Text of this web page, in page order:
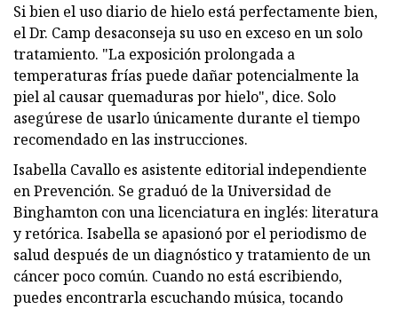
Si bien el uso diario de hielo está perfectamente bien,
el Dr. Camp desaconseja su uso en exceso en un solo
tratamiento. "La exposición prolongada a
temperaturas frías puede dañar potencialmente la
piel al causar quemaduras por hielo", dice. Solo
asegúrese de usarlo únicamente durante el tiempo
recomendado en las instrucciones.
Isabella Cavallo es asistente editorial independiente
en Prevención. Se graduó de la Universidad de
Binghamton con una licenciatura en inglés: literatura
y retórica. Isabella se apasionó por el periodismo de
salud después de un diagnóstico y tratamiento de un
cáncer poco común. Cuando no está escribiendo,
puedes encontrarla escuchando música, tocando